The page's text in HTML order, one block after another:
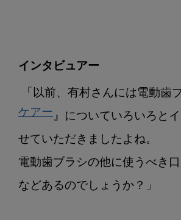
「以前、有村さんには電動歯
ケアー』についていろいろと
せていただきましたよね。
電動歯ブラシの他に使うべき
などあるのでしょうか？」